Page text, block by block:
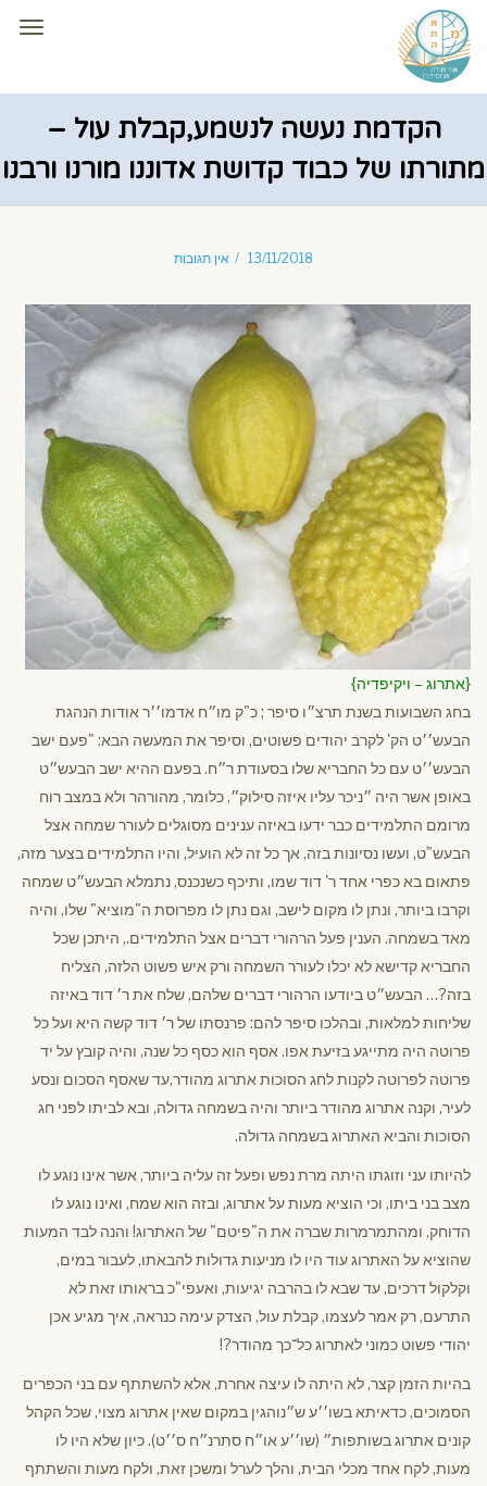
הקדמת נעשה לנשמע,קבלת עול –
מתורתו של כבוד קדושת אדוננו מורנו ורבנו
13/11/2018 אין תגובות
{אתרוג – ויקיפדיה}
בחג השבועות בשנת תרצ״ו סיפר ; כ"ק מו״ח אדמו׳׳ר אודות הנהגת
הבעש׳׳ט הק' לקרב יהודים פשוטים, וסיפר את המעשה הבא: "פעם ישב
הבעש׳׳ט עם כל החבריא שלו בסעודת ר״ח. בפעם ההיא ישב הבעש״ט
באופן אשר היה ״ניכר עליו איזה סילוק״, כלומר, מהורהר ולא במצב רוח
מרומם התלמידים כבר ידעו באיזה ענינים מסוגלים לעורר שמחה אצל
הבעש"ט, ועשו נסיונות בזה, אך כל זה לא הועיל, והיו התלמידים בצער מזה,
פתאום בא כפרי אחד ר' דוד שמו, ותיכף כשנכנס, נתמלא הבעש״ט שמחה
וקרבו ביותר, ונתן לו מקום לישב, וגם נתן לו מפרוסת ה"מוציא" שלו, והיה
מאד בשמחה. הענין פעל הרהורי דברים אצל התלמידים., היתכן שכל
החבריא קדישא לא יכלו לעורר השמחה ורק איש פשוט הלזה, הצליח
בזה?… הבעש״ט ביודעו הרהורי דברים שלהם, שלח את ר׳ דוד באיזה
שליחות למלאות, ובהלכו סיפר להם: פרנסתו של ר׳ דוד קשה היא ועל כל
פרוטה היה מתייגע בזיעת אפו. אסף הוא כסף כל שנה, והיה קובץ על יד
פרוטה לפרוטה לקנות לחג הסוכות אתרוג מהודר,עד שאסף הסכום ונסע
לעיר, וקנה אתרוג מהודר ביותר והיה בשמחה גדולה, ובא לביתו לפני חג
הסוכות והביא האתרוג בשמחה גדולה.
להיותו עני וזוגתו היתה מרת נפש ופעל זה עליה ביותר, אשר אינו נוגע לו
מצב בני ביתו, וכי הוציא מעות על אתרוג, ובזה הוא שמח, ואינו נוגע לו
הדוחק, ומהתמרמרות שברה את ה"פיטם" של האתרוג! והנה לבד המעות
שהוציא על האתרוג עוד היו לו מניעות גדולות להבאתו, לעבור במים,
וקלקול דרכים, עד שבא לו בהרבה יגיעות, ואעפי"כ בראותו זאת לא
התרעם, רק אמר לעצמו, קבלת עול, הצדק עימה כנראה, איך מגיע אכן
יהודי פשוט כמוני לאתרוג כל־כך מהודר?!
בהיות הזמן קצר, לא היתה לו עיצה אחרת, אלא להשתתף עם בני הכפרים
הסמוכים, כדאיתא בשו׳׳ע ש״נוהגין במקום שאין אתרוג מצוי, שכל הקהל
קונים אתרוג בשותפות״ (שו׳׳ע או״ח סתרנ״ח ס׳׳ט). כיון שלא היו לו
מעות, לקח אחד מכלי הבית, והלך לערל ומשכן זאת, ולקח מעות והשתתף